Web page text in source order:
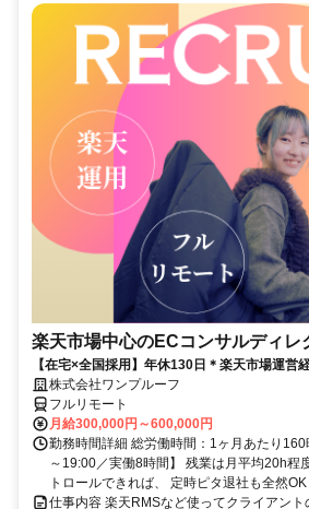
楽天市場中心のECコンサルディレ
【在宅×全国採用】年休130日＊楽天市場運営
株式会社ワンプルーフ
フルリモート
月給300,000円～600,000円
勤務時間詳細 総労働時間：1ヶ月あたり
～19:00／実働8時間】 残業は月平均20h程
トロールできれば、 定時ピタ退社も全然OK
仕事内容 楽天RMSなど使ってクライアント